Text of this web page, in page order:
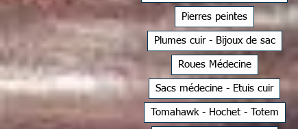
Pierres peintes
Plumes cuir - Bijoux de sac
Roues Médecine
Sacs médecine - Etuis cuir
Tomahawk - Hochet - Totem